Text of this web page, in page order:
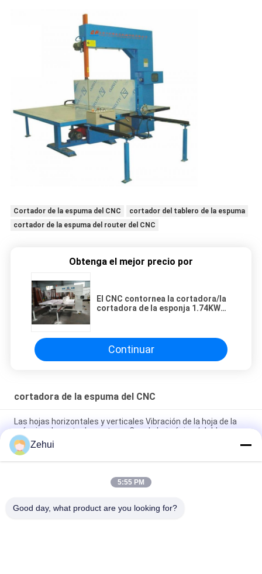
Cortador de la espuma del CNC
cortador del tablero de la espuma
cortador de la espuma del router del CNC
Obtenga el mejor precio por
El CNC contornea la cortadora/la
cortadora de la esponja 1.74KW
Continuar
cortadora de la espuma del CNC
Las hojas horizontales y verticales Vibración de la hoja de la
máquina de corte de contorno Cnc de hoja única / doble
La cortadora vertical de la espuma del CNC del alambre para
las lanas de roca/la espuma/Rebonding de EVA hace espuma
El CNC contornea la cortadora/la cortadora de la esponja
Zehui
5:55 PM
Good day, what product are you looking for?